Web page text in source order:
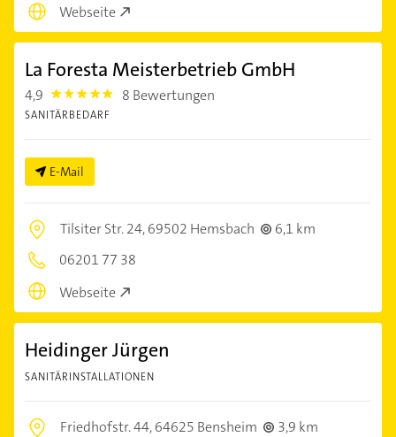
Webseite
La Foresta Meisterbetrieb GmbH
4,9 4.9 8 Bewertungen
SANITÄRBEDARF
E-Mail
Tilsiter Str. 24,69502 Hemsbach
6,1 km
06201 77 38
Webseite
Heidinger Jürgen
SANITÄRINSTALLATIONEN
Friedhofstr. 44,64625 Bensheim
3,9 km